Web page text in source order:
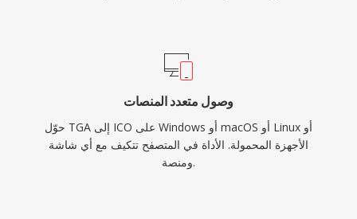
وصول متعدد المنصات
حوّل TGA إلى ICO على Windows أو macOS أو Linux أو
الأجهزة المحمولة. الأداة في المتصفح تتكيف مع أي شاشة
ومنصة.